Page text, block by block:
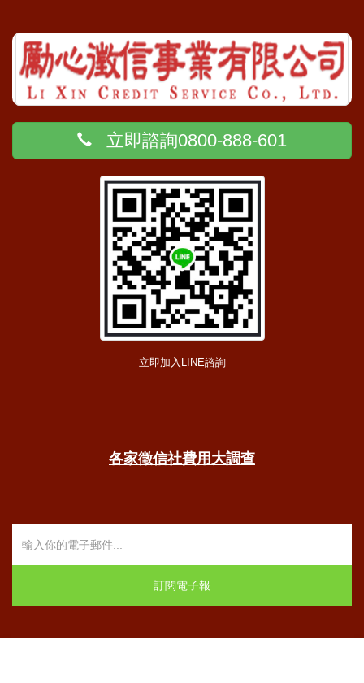
立即諮詢0800-888-601
立即加入LINE諮詢
各家徵信社費用大調查